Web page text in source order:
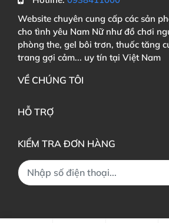
Website chuyên cung cấp các sản
cho tình yêu Nam Nữ như đồ chơi
phòng the, gel bôi trơn, thuốc tăng
trang gợi cảm... uy tín tại Việt Nam
VỀ CHÚNG TÔI
HỖ TRỢ
KIỂM TRA ĐƠN HÀNG